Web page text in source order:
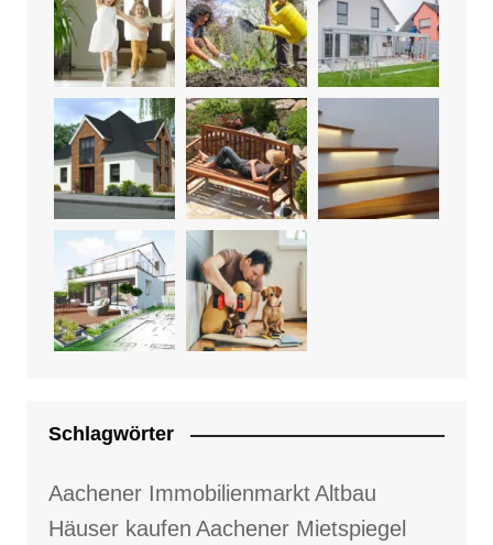
Schlagwörter
Aachener ImmobilienmarktAltbau
Häuser kaufen Aachener Mietspiegel